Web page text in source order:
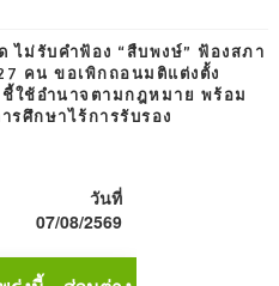
ไม่รับคำฟ้อง “สืบพงษ์” ฟ้องสภา
คน ขอเพิกถอนมติแต่งตั้ง
ใช้อำนาจตามกฎหมาย พร้อม
รศึกษาไร้การรับรอง